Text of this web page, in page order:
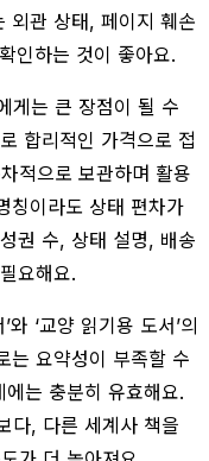
외관 상태, 페이지 훼손
인하는 것이 좋아요.
게는 큰 장점이 될 수
합리적인 가격으로 접
적으로 보관하며 활용
칭이라도 상태 편차가
권 수, 상태 설명, 배송
요해요.
‘교양 읽기용 도서’의
는 요약성이 부족할 수
는 충분히 유효해요.
다, 다른 세계사 책을